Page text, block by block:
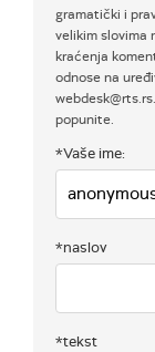
gramatički i
velikim slovima
kraćenja
odnose na
popunite.
*Vaše ime:
*naslov
*tekst